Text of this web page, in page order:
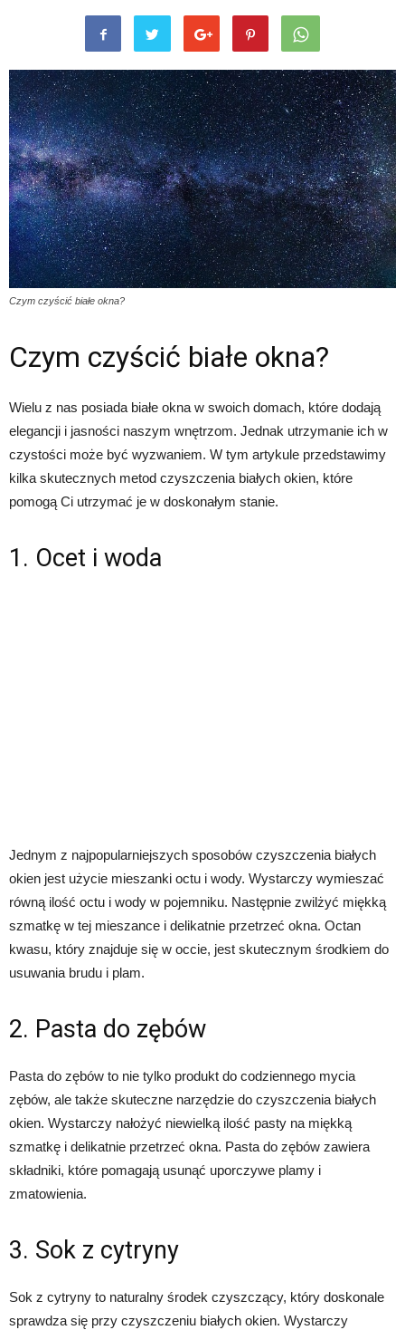
Czym czyścić białe okna?
Czym czyścić białe okna?
Wielu z nas posiada białe okna w swoich domach, które dodają
elegancji i jasności naszym wnętrzom. Jednak utrzymanie ich w
czystości może być wyzwaniem. W tym artykule przedstawimy
kilka skutecznych metod czyszczenia białych okien, które
pomogą Ci utrzymać je w doskonałym stanie.
1. Ocet i woda
Jednym z najpopularniejszych sposobów czyszczenia białych
okien jest użycie mieszanki octu i wody. Wystarczy wymieszać
równą ilość octu i wody w pojemniku. Następnie zwilżyć miękką
szmatkę w tej mieszance i delikatnie przetrzeć okna. Octan
kwasu, który znajduje się w occie, jest skutecznym środkiem do
usuwania brudu i plam.
2. Pasta do zębów
Pasta do zębów to nie tylko produkt do codziennego mycia
zębów, ale także skuteczne narzędzie do czyszczenia białych
okien. Wystarczy nałożyć niewielką ilość pasty na miękką
szmatkę i delikatnie przetrzeć okna. Pasta do zębów zawiera
składniki, które pomagają usunąć uporczywe plamy i
zmatowienia.
3. Sok z cytryny
Sok z cytryny to naturalny środek czyszczący, który doskonale
sprawdza się przy czyszczeniu białych okien. Wystarczy